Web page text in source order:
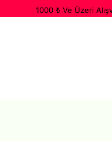
1000 ₺ Ve Üzeri